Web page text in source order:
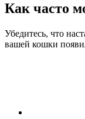
Как часто
Убедитесь, что
вашей кошки